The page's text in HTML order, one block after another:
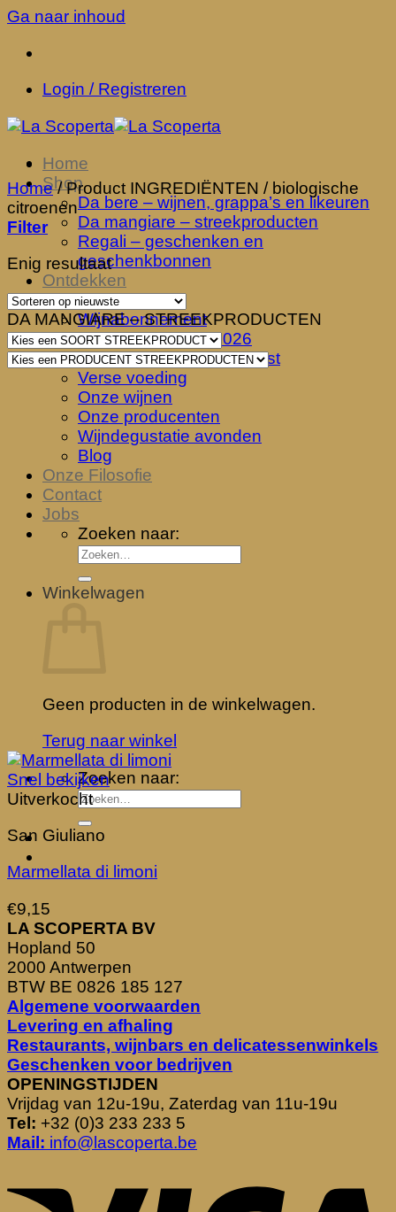
Ga naar inhoud
Login / Registreren
Home
Shop
Da bere – wijnen, grappa’s en likeuren
Da mangiare – streekproducten
Regali – geschenken en
geschenkbonnen
Ontdekken
Enoteca
Wijnabonnement
Degustatiedagen 2026
Viaggio nel Calice podcast
Verse voeding
Onze wijnen
Onze producenten
Wijndegustatie avonden
Blog
Onze Filosofie
Contact
Jobs
Zoeken naar:
Winkelwagen
Geen producten in de winkelwagen.
Terug naar winkel
Zoeken naar:
Home /Product INGREDIËNTEN /biologische
citroenen
Filter
Enig resultaat
DA MANGIARE – STREEKPRODUCTEN
Snel bekijken
Uitverkocht
San Giuliano
Marmellata di limoni
€9,15
LA SCOPERTA BV
Hopland 50
2000 Antwerpen
BTW BE 0826 185 127
Algemene voorwaarden
Levering en afhaling
Restaurants, wijnbars en delicatessenwinkels
Geschenken voor bedrijven
OPENINGSTIJDEN
Vrijdag van 12u-19u, Zaterdag van 11u-19u
Tel: +32 (0)3 233 233 5
Mail: info@lascoperta.be